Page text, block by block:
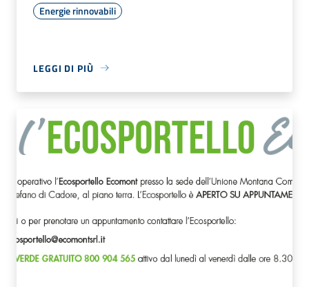
Energie rinnovabili
LEGGI DI PIÙ